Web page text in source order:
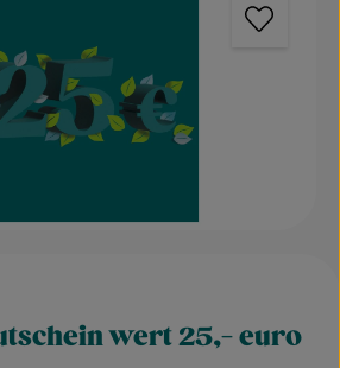
wert 25,- euro